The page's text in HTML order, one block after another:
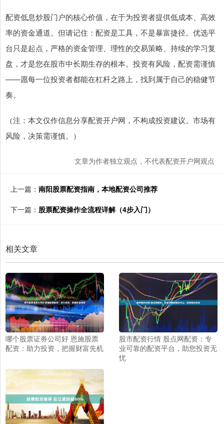
配资低息炒股门户的核心价值，在于为投资者提供低成本、高效
率的资金通道。但请记住：配资是工具，不是暴富捷径。优选平
台只是起点，严格的资金管理、理性的交易策略、持续的学习复
盘，才是您在股市中长期生存的根本。投资有风险，配资需谨慎
——愿每一位投资者都能在杠杆之路上，找到属于自己的稳健节
奏。
（注：本文仅作信息分享配资开户网，不构成投资建议。市场有
风险，决策需谨慎。）
文章为作者独立观点，不代表配资开户网观点
上一篇： 南阳股票配资指南，本地配资公司推荐
下一篇： 股票配资操作全流程详解（4步入门）
相关文章
哪个股票证券公司好 恩施股票
配资：助力投资，把握财富先机
股市配资行情 股点网配资：专
业可靠的配资平台，助您投资无
忧